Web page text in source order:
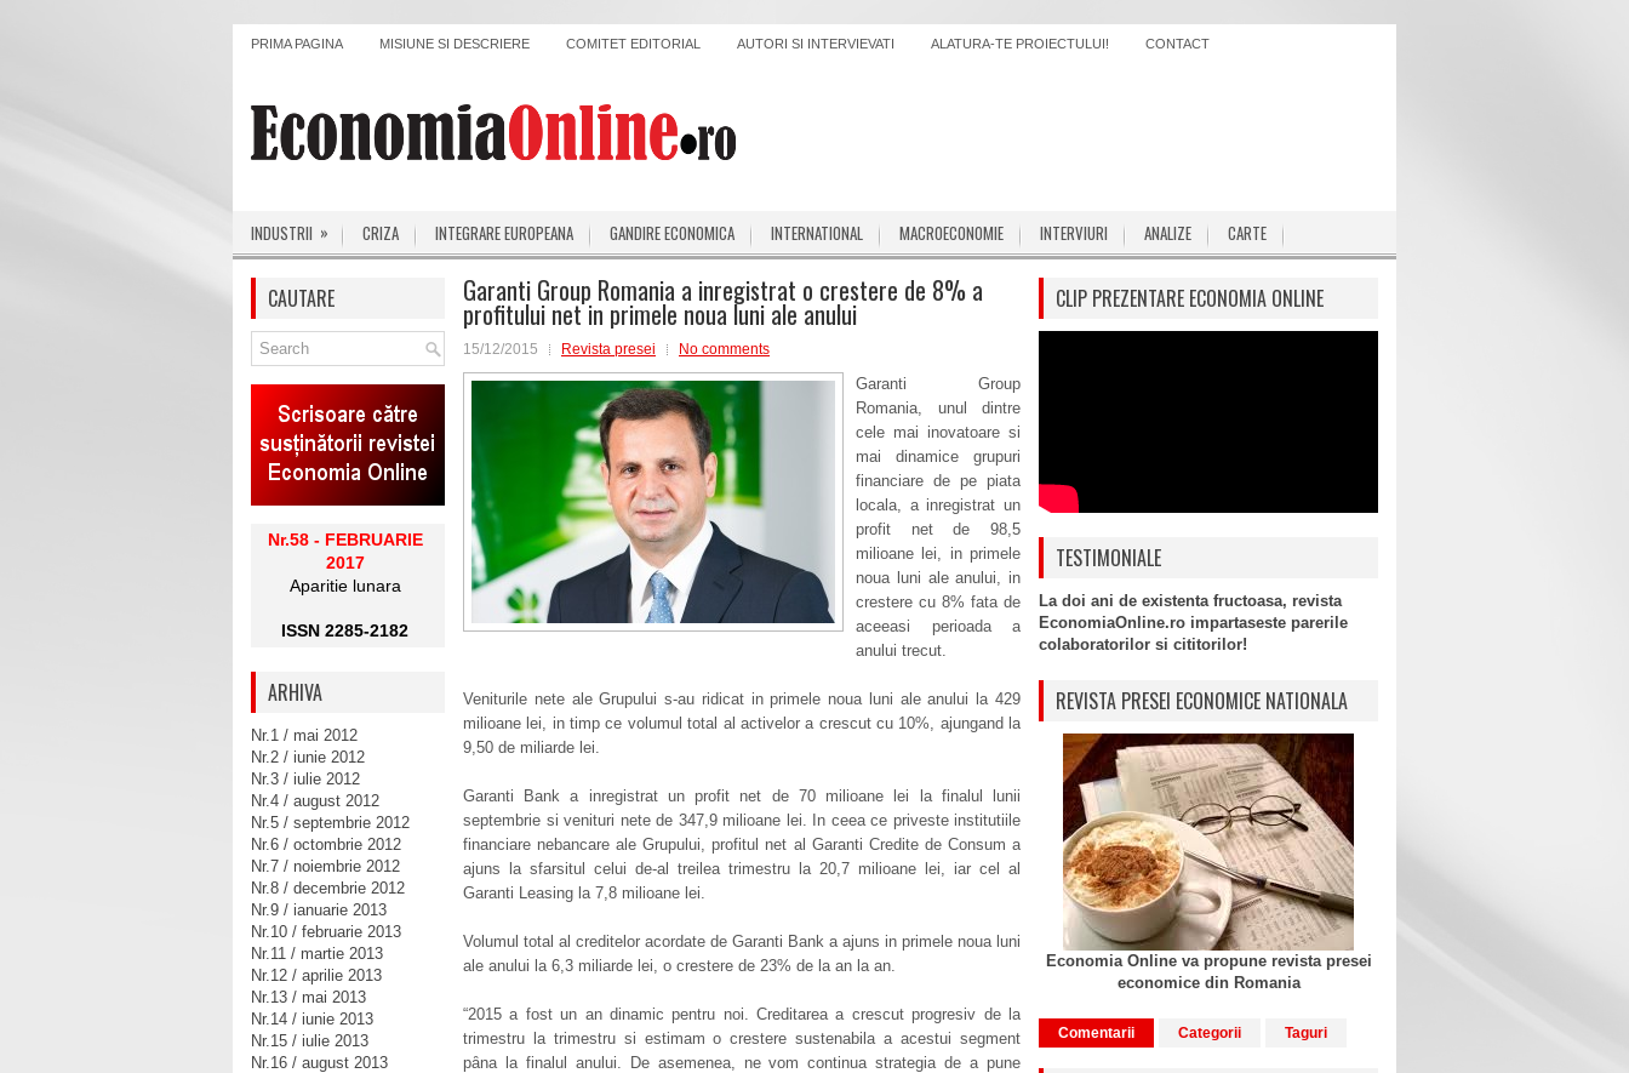
PRIMA PAGINA MISIUNE SI DESCRIERE COMITET EDITORIAL AUTORI SI INTERVIEVATI ALATURA-TE PROIECTULUI! CONTACT
INDUSTRII » CRIZA INTEGRARE EUROPEANA GANDIRE ECONOMICA INTERNATIONAL MACROECONOMIE INTERVIURI ANALIZE CARTE
Garanti Group Romania a inregistrat o crestere de 8% a
profitului net in primele noua luni ale anului
15/12/2015 Revista presei No comments
Garanti Group
Romania, unul dintre
cele mai inovatoare si
mai dinamice grupuri
financiare de pe piata
locala, a inregistrat un
profit net de 98,5
milioane lei, in primele
noua luni ale anului, in
crestere cu 8% fata de
aceeasi perioada a
anului trecut.
Veniturile nete ale Grupului s-au ridicat in primele noua luni ale anului la 429
milioane lei, in timp ce volumul total al activelor a crescut cu 10%, ajungand la
9,50 de miliarde lei.
Garanti Bank a inregistrat un profit net de 70 milioane lei la finalul lunii
septembrie si venituri nete de 347,9 milioane lei. In ceea ce priveste institutiile
financiare nebancare ale Grupului, profitul net al Garanti Credite de Consum a
ajuns la sfarsitul celui de-al treilea trimestru la 20,7 milioane lei, iar cel al
Garanti Leasing la 7,8 milioane lei.
Volumul total al creditelor acordate de Garanti Bank a ajuns in primele noua luni
ale anului la 6,3 miliarde lei, o crestere de 23% de la an la an.
“2015 a fost un an dinamic pentru noi. Creditarea a crescut progresiv de la
trimestru la trimestru si estimam o crestere sustenabila a acestui segment
pȃna la finalul anului. De asemenea, ne vom continua strategia de a pune
CAUTARE
Nr.58 - FEBRUARIE
2017
Aparitie lunara
ISSN 2285-2182
ARHIVA
Nr.1 / mai 2012
Nr.2 / iunie 2012
Nr.3 / iulie 2012
Nr.4 / august 2012
Nr.5 / septembrie 2012
Nr.6 / octombrie 2012
Nr.7 / noiembrie 2012
Nr.8 / decembrie 2012
Nr.9 / ianuarie 2013
Nr.10 / februarie 2013
Nr.11 / martie 2013
Nr.12 / aprilie 2013
Nr.13 / mai 2013
Nr.14 / iunie 2013
Nr.15 / iulie 2013
Nr.16 / august 2013
CLIP PREZENTARE ECONOMIA ONLINE
TESTIMONIALE
La doi ani de existenta fructoasa, revista
EconomiaOnline.ro impartaseste parerile
colaboratorilor si cititorilor!
REVISTA PRESEI ECONOMICE NATIONALA
Economia Online va propune revista presei
economice din Romania
Comentarii Categorii Taguri